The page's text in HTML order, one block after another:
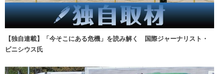
【独自連載】「今そこにある危機」を読み解く 国際ジャーナリスト・
ビニシウス氏